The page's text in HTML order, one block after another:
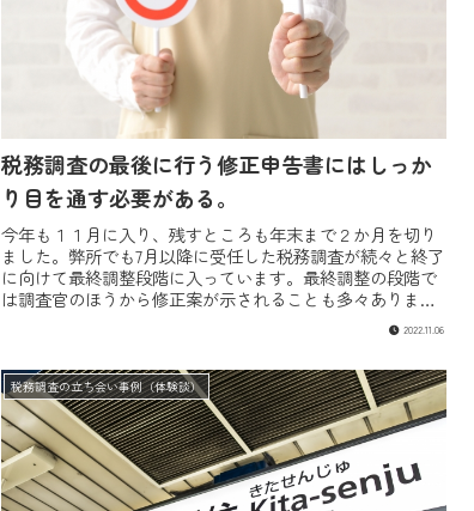
税務調査の最後に行う修正申告書にはしっか
り目を通す必要がある。
今年も１１月に入り、残すところも年末まで２か月を切り
ました。弊所でも7月以降に受任した税務調査が続々と終了
に向けて最終調整段階に入っています。最終調整の段階で
は調査官のほうから修正案が示されることも多々ありま
2022.11.06
税務調査の立ち会い事例（体験談）